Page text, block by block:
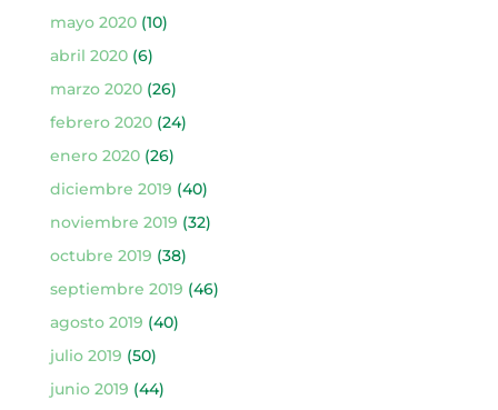
mayo 2020(10)
abril 2020(6)
marzo 2020(26)
febrero 2020(24)
enero 2020(26)
diciembre 2019 (40)
noviembre 2019 (32)
octubre 2019 (38)
septiembre 2019 (46)
agosto 2019 (40)
julio 2019 (50)
junio 2019 (44)